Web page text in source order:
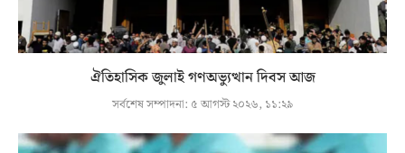
ঐতিহাসিক জুলাই গণঅভ্যুত্থান দিবস আজ
সর্বশেষ সম্পাদনা: ৫ আগস্ট ২০২৬, ১১:২৯